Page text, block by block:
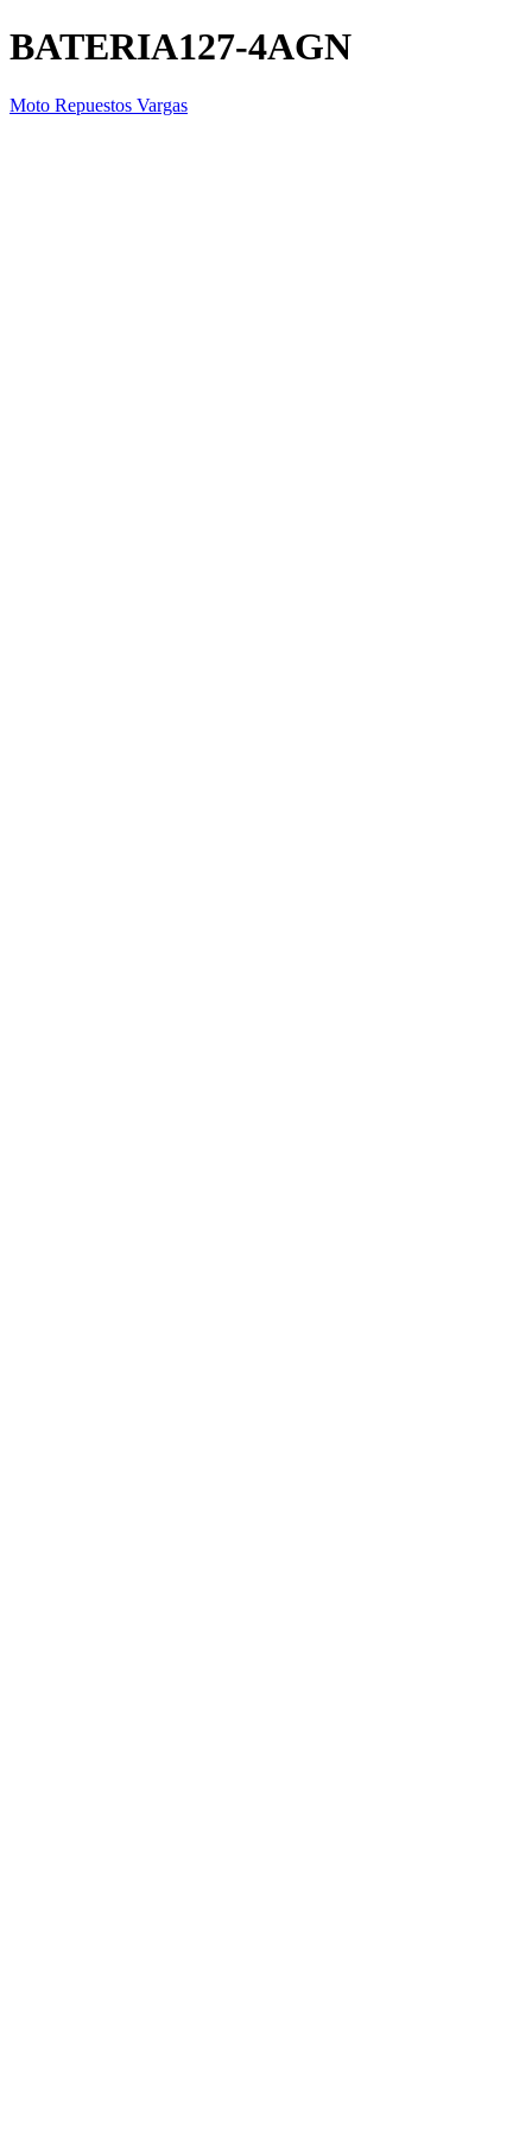
BATERIA127-4AGN
Moto Repuestos Vargas